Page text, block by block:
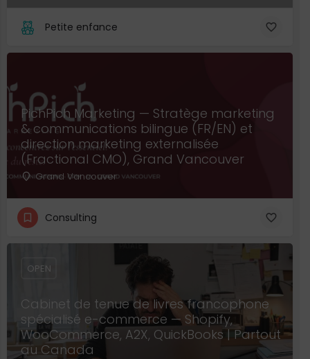
Petite enfance
PichPich Marketing — Stratège marketing
& communications bilingue (FR/EN) et
direction marketing externalisée
(Fractional CMO), Grand Vancouver
Grand Vancouver
Consulting
Cabinet de tenue de livres francophone
spécialisé e-commerce — Shopify,
WooCommerce, A2X, QuickBooks | Partout
au Canada
OPEN